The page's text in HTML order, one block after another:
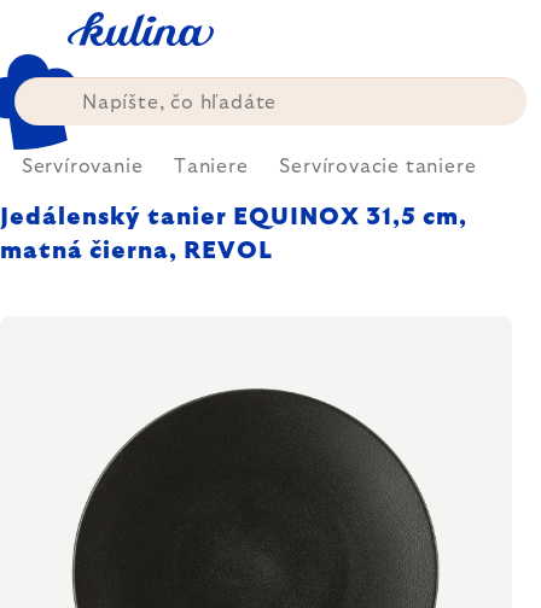
obsah
Servírovanie Taniere Servírovacie taniere
Jedálenský tanier EQUINOX 31,5 cm,
matná čierna, REVOL